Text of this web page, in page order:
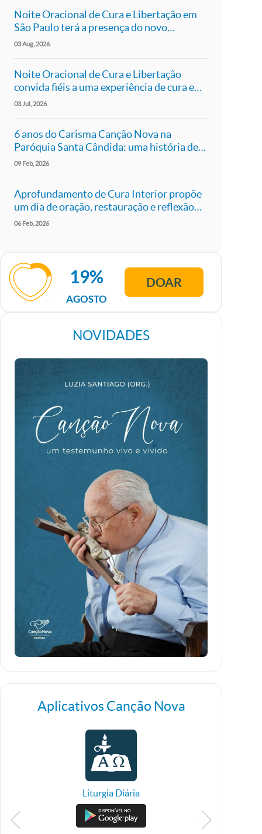
Noite Oracional de Cura e Libertação em
São Paulo terá a presença do novo
presidente da Canção Nova, Pe. Roger Luís
03Aug 2026
Noite Oracional de Cura e Libertação
convida fiéis a uma experiência de cura e
libertação em São Paulo
03Jul 2026
6 anos do Carisma Canção Nova na
Paróquia Santa Cândida: uma história de
fé, comunhão e missão
09 Feb 2026
Aprofundamento de Cura Interior propõe
um dia de oração, restauração e reflexão
em São Paulo
06 Feb 2026
AGOSTO
19% DOAR
NOVIDADES
Aplicativos Canção Nova
Liturgia Diária